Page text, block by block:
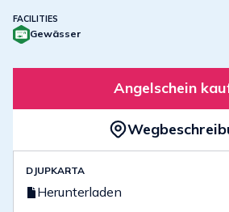
FACILITIES
Gewässer
Angelschein
DJUPKARTA
Herunterladen